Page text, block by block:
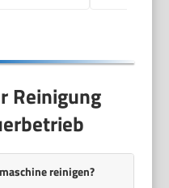
Reinigung
reinigen?